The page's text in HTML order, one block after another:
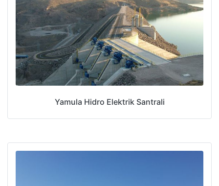
Yamula Hidro Elektrik Santrali